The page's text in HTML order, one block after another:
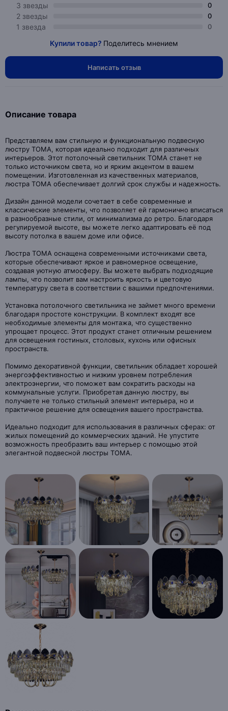
3 звезды 0
2 звезды 0
1 звезда 0
Купили товар? Поделитесь мнением
Написать отзыв
Описание товара
Представляем вам стильную и функциональную подвесную
люстру TOMA, которая идеально подходит для различных
интерьеров. Этот потолочный светильник TOMA станет не
только источником света, но и ярким акцентом в вашем
помещении. Изготовленная из качественных материалов,
люстра TOMA обеспечивает долгий срок службы и надежность.
Дизайн данной модели сочетает в себе современные и
классические элементы, что позволяет ей гармонично вписаться
в разнообразные стили, от минимализма до ретро. Благодаря
регулируемой высоте, вы можете легко адаптировать её под
высоту потолка в вашем доме или офисе.
Люстра TOMA оснащена современными источниками света,
которые обеспечивают яркое и равномерное освещение,
создавая уютную атмосферу. Вы можете выбрать подходящие
лампы, что позволит вам настроить яркость и цветовую
температуру света в соответствии с вашими предпочтениями.
Установка потолочного светильника не займет много времени
благодаря простоте конструкции. В комплект входят все
необходимые элементы для монтажа, что существенно
упрощает процесс. Этот продукт станет отличным решением
для освещения гостиных, столовых, кухонь или офисных
пространств.
Помимо декоративной функции, светильник обладает хорошей
энергоэффективностью и низким уровнем потребления
электроэнергии, что поможет вам сократить расходы на
коммунальные услуги. Приобретая данную люстру, вы
получаете не только стильный элемент интерьера, но и
практичное решение для освещения вашего пространства.
Идеально подходит для использования в различных сферах: от
жилых помещений до коммерческих зданий. Не упустите
возможность преобразить ваш интерьер с помощью этой
элегантной подвесной люстры TOMA.